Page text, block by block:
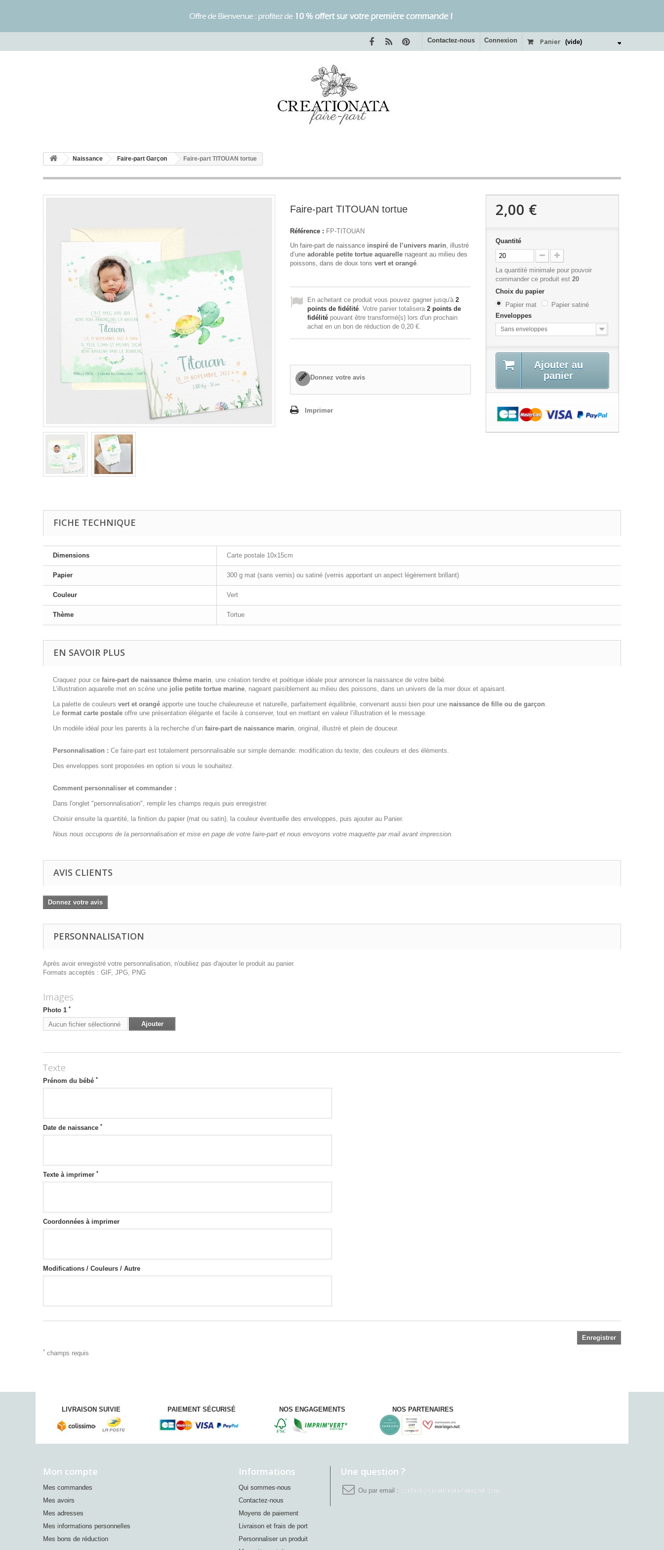
Panier (vide)
Connexion
Contactez-nous
Naissance Faire-part Garçon Faire-part TITOUAN tortue
Faire-part TITOUAN tortue
Référence : FP-TITOUAN
Un faire-part de naissance inspiré de l’univers marin, illustré
d’une adorable petite tortue aquarelle nageant au milieu des
poissons, dans de doux tons vert et orangé.
En achetant ce produit vous pouvez gagner jusqu'à 2
points de fidélité. Votre panier totalisera 2 points de
fidélité pouvant être transformé(s) lors d'un prochain
achat en un bon de réduction de 0,20 €.
Donnez votre avis
Imprimer
2,00 €
Quantité
La quantité minimale pour pouvoir
commander ce produit est 20
Choix du papier
Papier mat
Papier satiné
Enveloppes
Sans enveloppes
Ajouter au
panier
FICHE TECHNIQUE
Dimensions Carte postale 10x15cm
Papier 300 g mat (sans vernis) ou satiné (vernis apportant un aspect légèrement brillant)
Couleur Vert
Thème Tortue
EN SAVOIR PLUS
Craquez pour ce faire-part de naissance thème marin, une création tendre et poétique idéale pour annoncer la naissance de votre bébé.
L’illustration aquarelle met en scène une jolie petite tortue marine, nageant paisiblement au milieu des poissons, dans un univers de la mer doux et apaisant.
La palette de couleurs vert et orangé apporte une touche chaleureuse et naturelle, parfaitement équilibrée, convenant aussi bien pour une naissance de fille ou de garçon.
Le format carte postale offre une présentation élégante et facile à conserver, tout en mettant en valeur l’illustration et le message.
Un modèle idéal pour les parents à la recherche d’un faire-part de naissance marin, original, illustré et plein de douceur.
Personnalisation : Ce faire-part est totalement personnalisable sur simple demande: modification du texte, des couleurs et des éléments.
Des enveloppes sont proposées en option si vous le souhaitez.
Comment personnaliser et commander :
Dans l'onglet "personnalisation", remplir les champs requis puis enregistrer.
Choisir ensuite la quantité, la finition du papier (mat ou satin), la couleur éventuelle des enveloppes, puis ajouter au Panier.
Nous nous occupons de la personnalisation et mise en page de votre faire-part et nous envoyons votre maquette par mail avant impression.
AVIS CLIENTS
Donnez votre avis
PERSONNALISATION
Après avoir enregistré votre personnalisation, n'oubliez pas d'ajouter le produit au panier.
Formats acceptés : GIF, JPG, PNG
Images
Photo 1 *
Aucun fichier sélectionné Ajouter
Texte
Prénom du bébé *
Date de naissance *
Texte à imprimer *
Coordonnées à imprimer
Modifications / Couleurs / Autre
Enregistrer
* champs requis
LIVRAISON SUIVIE PAIEMENT SÉCURISÉ NOS ENGAGEMENTS NOS PARTENAIRES
Mon compte
Mes commandes
Mes avoirs
Mes adresses
Mes informations personnelles
Mes bons de réduction
Informations
Qui sommes-nous
Contactez-nous
Moyens de paiement
Livraison et frais de port
Personnaliser un produit
Une question ?
Ou par email : contact@creationata-fairepart.com